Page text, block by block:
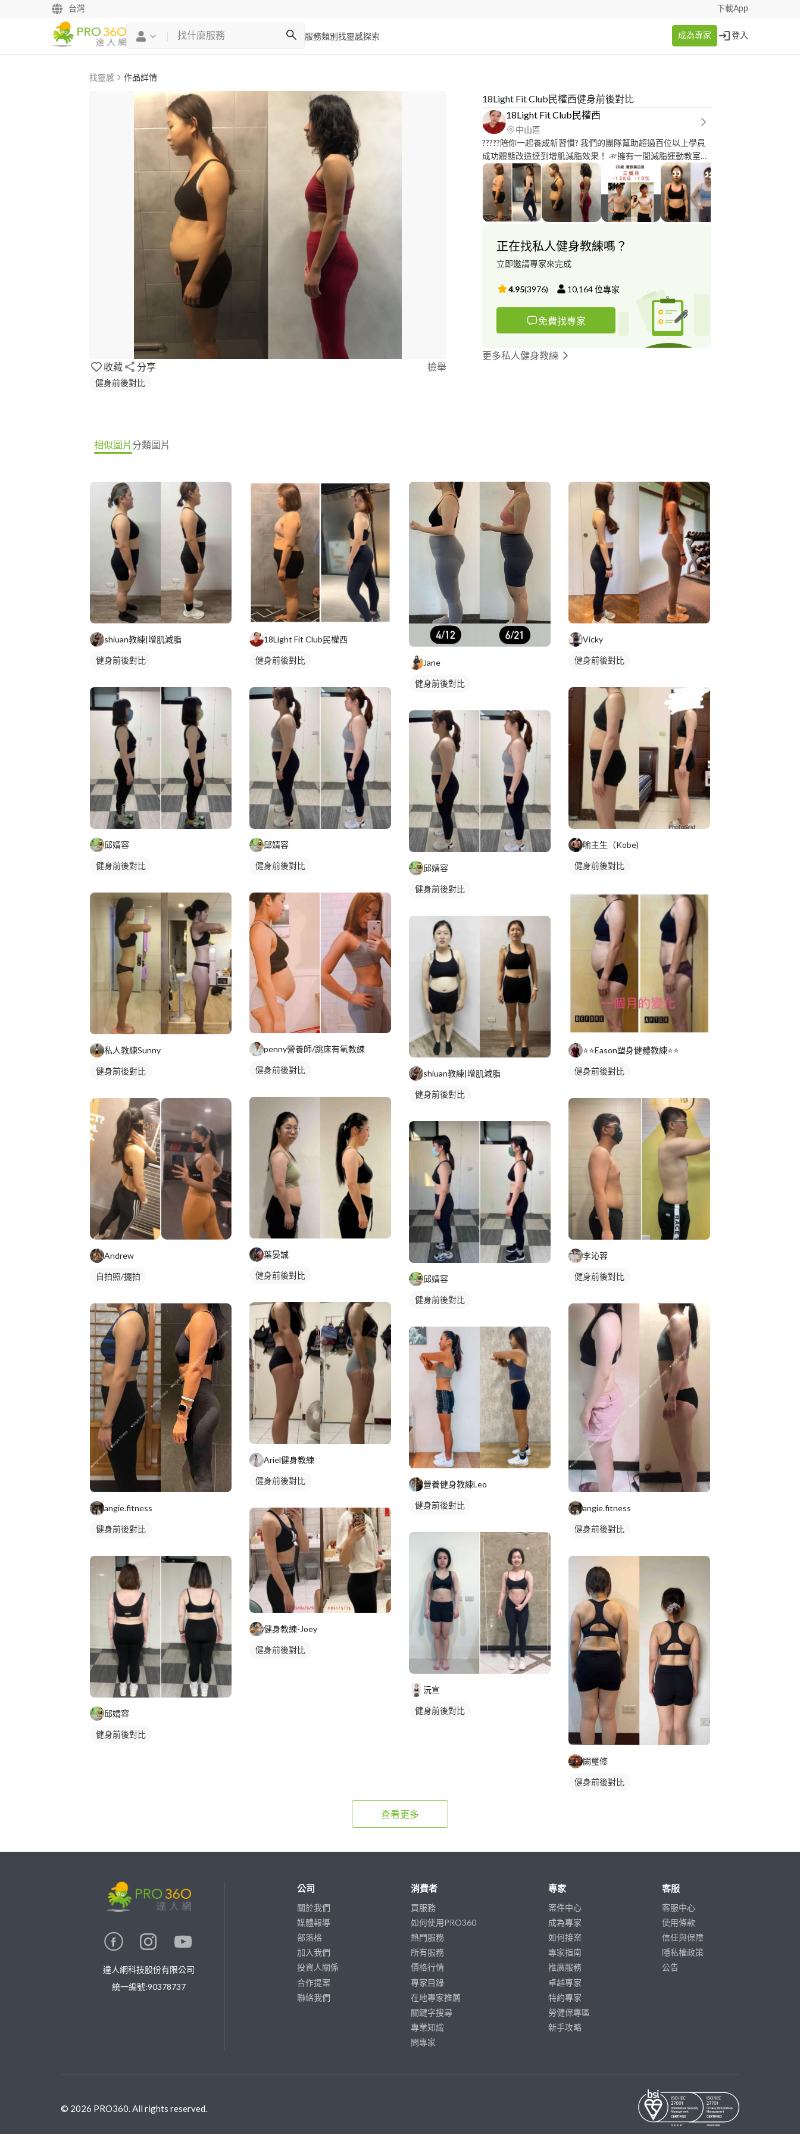
台灣 下載App
服務類別 找靈感探索 成為專家 登入
找靈感 作品詳情
收藏 分享 檢舉
健身前後對比
18Light Fit Club民權西健身前後對比
18Light Fit Club民權西
中山區
?????陪你一起養成新習慣? 我們的團隊幫助超過百位以上學員
成功體態改造達到增肌減脂效果！ ☞擁有一間減脂運動教室
18lightfitclub ☞教練本人減重-18kg ┃體脂-11% ♡ ☞中華民
國健身教練認證 專長：增肌減脂不反彈、體態雕塑 、肌力訓
練、飲食規劃 、高強度間歇、運動課程設計
正在找私人健身教練嗎？
立即邀請專家來完成
4.95(3976) 10,164位專家
免費找專家
更多私人健身教練
相似圖片分類圖片
shiuan教練|增肌減脂
健身前後對比
邱婧容
健身前後對比
私人教練Sunny
健身前後對比
Andrew
自拍照/擺拍
angie.fitness
健身前後對比
邱婧容
健身前後對比
18Light Fit Club民權西
健身前後對比
邱婧容
健身前後對比
penny營養師/跳床有氧教練
健身前後對比
葉晏誠
健身前後對比
Ariel健身教練
健身前後對比
健身教練-Joey
健身前後對比
Jane
健身前後對比
邱婧容
健身前後對比
shiuan教練|增肌減脂
健身前後對比
邱婧容
健身前後對比
營養健身教練Leo
健身前後對比
沅宣
健身前後對比
Vicky
健身前後對比
喻主生（Kobe)
健身前後對比
⭐️⭐️Eason塑身健體教練⭐️⭐️
健身前後對比
李沁蓉
健身前後對比
angie.fitness
健身前後對比
闕璽修
健身前後對比
查看更多
達人網科技股份有限公司
統一編號:90378737
公司
關於我們
媒體報導
部落格
加入我們
投資人關係
合作提案
聯絡我們
消費者
買服務
如何使用PRO360
熱門服務
所有服務
價格行情
專家目錄
在地專家推薦
關鍵字搜尋
專業知識
問專家
專家
案件中心
成為專家
如何接案
專家指南
推廣服務
卓越專家
特約專家
勞健保專區
新手攻略
客服
客服中心
使用條款
信任與保障
隱私權政策
公告
© 2026 PRO360. All rights reserved.